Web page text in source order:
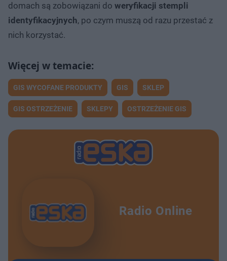
domach są zobowiązani do weryfikacji stempli
identyfikacyjnych, po czym muszą od razu przestać z
nich korzystać.
GIS WYCOFANE PRODUKTY GIS SKLEP
GIS OSTRZEŻENIE SKLEPY OSTRZEŻENIE GIS
Radio Online